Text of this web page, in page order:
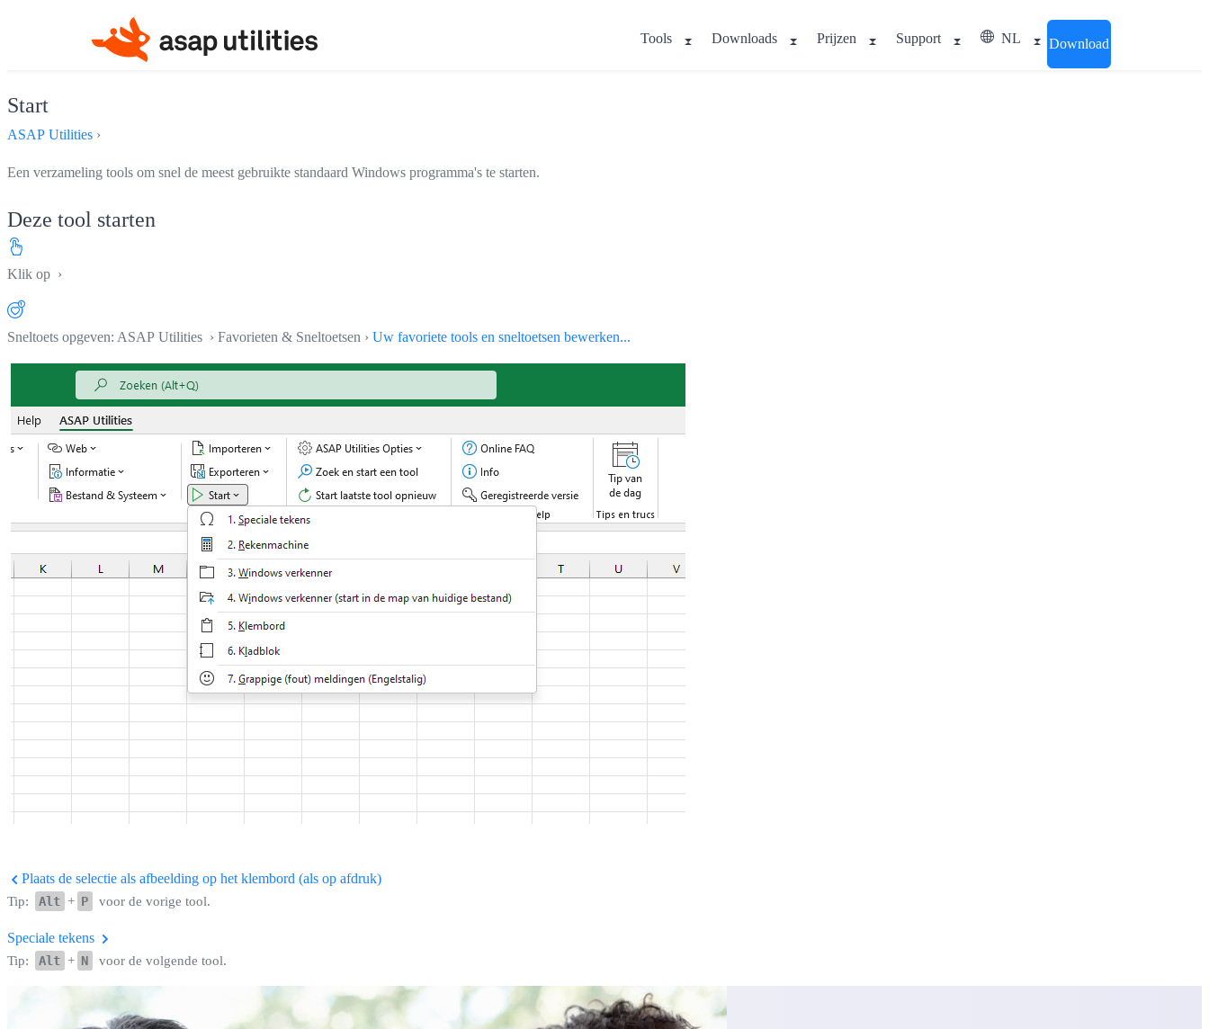
Tools Downloads Prijzen Support NL Download
Start
ASAP Utilities ›
Een verzameling tools om snel de meest gebruikte standaard Windows programma's te starten.
Deze tool starten
Klik op ›
Sneltoets opgeven: ASAP Utilities › Favorieten & Sneltoetsen › Uw favoriete tools en sneltoetsen bewerken...
Plaats de selectie als afbeelding op het klembord (als op afdruk)
Tip: Alt + P voor de vorige tool.
Speciale tekens
Tip: Alt + N voor de volgende tool.